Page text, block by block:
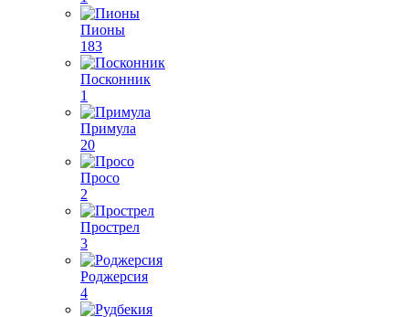
Пионы
183
Посконник
1
Примула
20
Просо
2
Прострел
3
Роджерсия
4